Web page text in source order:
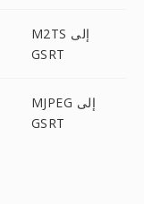
M2TS إلى
GSRT
MJPEG إلى
GSRT